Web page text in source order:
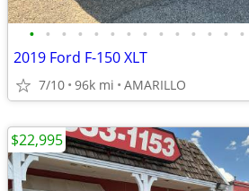
• • • • • • • • • • • • • •
2019 Ford F-150 XLT
7/10 96k mi AMARILLO
$22,995